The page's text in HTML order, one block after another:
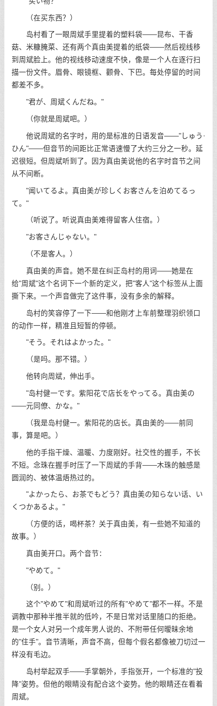
（在买东西？）
岛村看了一眼周斌手里提着的塑料袋——昆布、干香
菇、米糠腌菜、还有两个真由美提着的纸袋——然后视线移
到周斌脸上。他的视线移动速度不快，像是一个人在逐行扫
描一份文件。眉骨、眼镜框、颧骨、下巴。每处停留的时间
都差不多。
"君が、周斌くんだね。"
（你就是周斌吧。）
他说周斌的名字时，用的是标准的日语发音——"しゅう·
ひん"——但音节的间距比正常语速慢了大约三分之一秒。延
迟很短。但周斌听到了。因为真由美说他的名字时音节之间
从不间断。
"闻いてるよ。真由美が珍しくお客さんを泊めてるっ
て。"
（听说了。听说真由美难得留客人住宿。）
"お客さんじゃない。"
（不是客人。）
真由美的声音。她不是在纠正岛村的用词——她是在
给"周斌"这个名词下一个新的定义，把"客人"这个标签从上面
撕下来。一个声音做完了这件事，没有多余的解释。
岛村的笑容停了一下——和他刚才上车前整理羽织领口
的动作一样，精准且短暂的停顿。
"そう。それはよかった。"
（是吗。那不错。）
他转向周斌，伸出手。
"岛村健一です。紫阳花で店长をやってる。真由美の
——元同僚、かな。"
（我是岛村健一。紫阳花的店长。真由美的——前同
事，算是吧。）
他的手指干燥、温暖、力度刚好。社交性的握手，不长
不短。念珠在握手时压了一下周斌的手背——木珠的触感是
圆润的、被体温焐热过的。
"よかったら、お茶でもどう？真由美の知らない话、い
くつかあるよ。"
（方便的话，喝杯茶？关于真由美，有一些她不知道的
故事。）
真由美开口。两个音节：
"やめて。"
（别。）
这个"やめて"和周斌听过的所有"やめて"都不一样。不是
调教中那种半推半就的低吟，不是日常对话里随口的拒绝。
是一个女人对另一个成年男人说的、不附带任何暧昧余地
的"住手"。音节清晰，声音不高，但每个假名都像被刀切过一
样没有毛边。
岛村举起双手——手掌朝外，手指张开，一个标准的"投
降"姿势。但他的眼睛没有配合这个姿势。他的眼睛还在看着
周斌。